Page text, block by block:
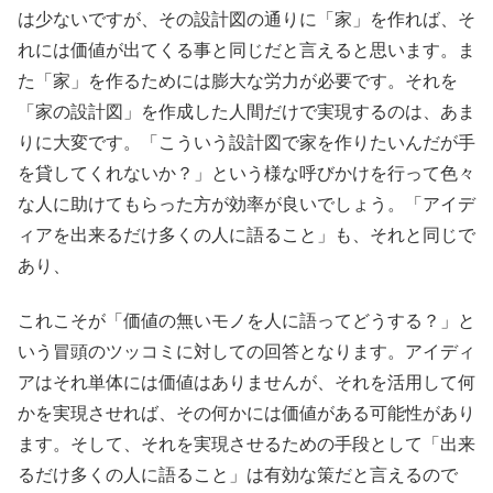
は少ないですが、その設計図の通りに「家」を作れば、そ
れには価値が出てくる事と同じだと言えると思います。ま
た「家」を作るためには膨大な労力が必要です。それを
「家の設計図」を作成した人間だけで実現するのは、あま
りに大変です。「こういう設計図で家を作りたいんだが手
を貸してくれないか？」という様な呼びかけを行って色々
な人に助けてもらった方が効率が良いでしょう。「アイデ
ィアを出来るだけ多くの人に語ること」も、それと同じで
あり、
これこそが「価値の無いモノを人に語ってどうする？」と
いう冒頭のツッコミに対しての回答となります。アイディ
アはそれ単体には価値はありませんが、それを活用して何
かを実現させれば、その何かには価値がある可能性があり
ます。そして、それを実現させるための手段として「出来
るだけ多くの人に語ること」は有効な策だと言えるので